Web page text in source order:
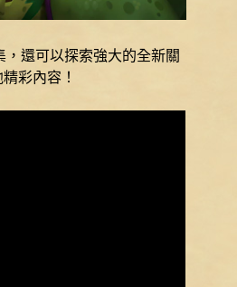
還可以探索強大的全新關
彩內容！